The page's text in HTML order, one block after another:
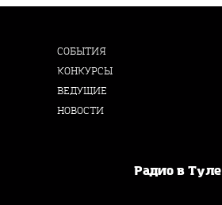
СОБЫТИЯ
КОНКУРСЫ
ВЕДУЩИЕ
НОВОСТИ
Радио в Туле